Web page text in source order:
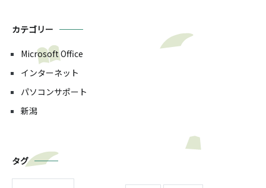
カテゴリー
Microsoft Office
インターネット
パソコンサポート
新潟
タグ